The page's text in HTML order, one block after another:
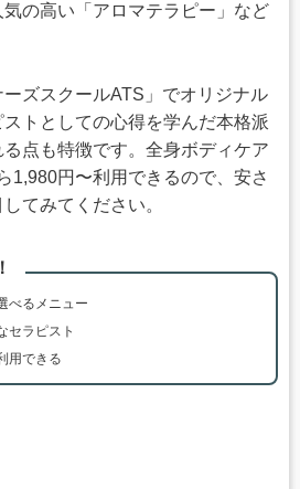
の高い「アロマテラピー」など
ーズスクールATS」でオリジナル
トとしての心得を学んだ本格派
点も特徴です。全身ボディケア
1,980円〜利用できるので、安さ
てみてください。
べるメニュー
セラピスト
用できる